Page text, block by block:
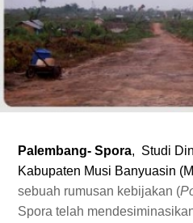
Palembang- Spora, Studi
Kabupaten Musi Banyuasin
sebuah rumusan kebijakan (
Spora telah